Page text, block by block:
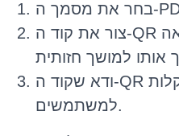
צור את קוד ה-QR והתאם אישית את המראה
ודא שקוד ה-QR ניתן לסריקה ונגיש בקלות
למשתמשים.